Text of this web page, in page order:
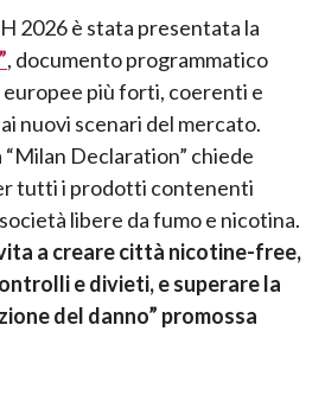
2026 è stata presentata la
, documento programmatico
più forti, coerenti e
nuovi scenari del mercato.
“Milan Declaration” chiede
tutti i prodotti contenenti
libere da fumo e nicotina.
a creare città nicotine-free,
e divieti, e superare la
del danno” promossa